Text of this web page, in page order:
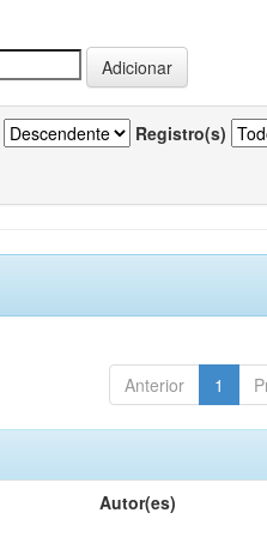
Registro(s)
Anterior 1
Autor(es)